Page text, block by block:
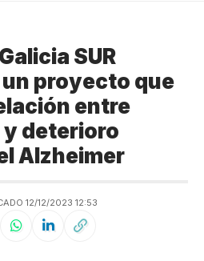
SUR
proyecto que
entre
deterioro
Alzheimer
12/12/2023 12:53